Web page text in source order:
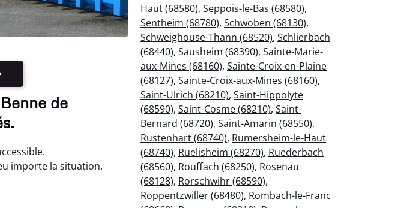
de
importe la situation.
Haut (68580), Seppois-le-Bas (68580),
Sentheim (68780), Schwoben (68130),
Schweighouse-Thann (68520), Schlierbach
(68440), Sausheim (68390), Sainte-Marie-
aux-Mines (68160), Sainte-Croix-en-Plaine
(68127), Sainte-Croix-aux-Mines (68160),
Saint-Ulrich (68210), Saint-Hippolyte
(68590), Saint-Cosme (68210), Saint-
Bernard (68720), Saint-Amarin (68550),
Rustenhart (68740), Rumersheim-le-Haut
(68740), Ruelisheim (68270), Ruederbach
(68560), Rouffach (68250), Rosenau
(68128), Rorschwihr (68590),
Roppentzwiller (68480), Rombach-le-Franc